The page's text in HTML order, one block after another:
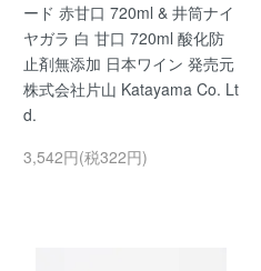
ード 赤甘口 720ml & 井筒ナイ
ヤガラ 白 甘口 720ml 酸化防
止剤無添加 日本ワイン 発売元
株式会社片山 Katayama Co. Lt
d.
3,542円(税322円)